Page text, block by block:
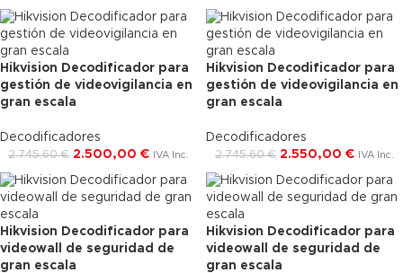
-9%
Envío Gratis
Hikvision Decodificador para
gestión de videovigilancia en
gran escala
Decodificadores
2.745,60€ 2.500,00 € IVA Inc.
-7%
Envío Gratis
Hikvision Decodificador para
gestión de videovigilancia en
gran escala
Decodificadores
2.745,60€ 2.550,00 € IVA Inc.
-17%
Envío Gratis
Hikvision Decodificador para
videowall de seguridad de
gran escala
-17%
Envío Gratis
Hikvision Decodificador para
videowall de seguridad de
gran escala